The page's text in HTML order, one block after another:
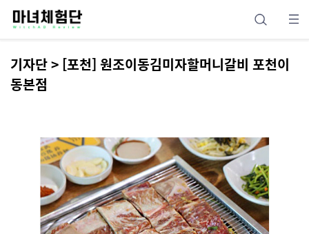
기자단 > [포천] 원조이동김미자할머니갈비 포천이
동본점